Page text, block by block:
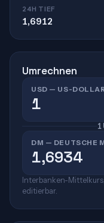
24H TIEF
1,6912
Umrechnen
USD — US-
1
DM — DEUTSCHE
Interbanken-
editierbar.